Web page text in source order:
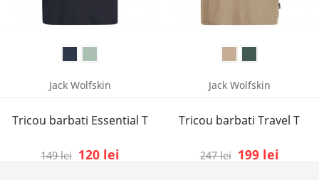
Jack Wolfskin
Tricou barbati Essential T
149 lei 120 lei
Jack Wolfskin
Tricou barbati Travel T
247 lei 199 lei